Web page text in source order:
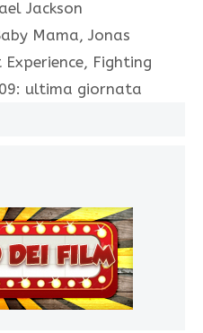
Jackson
Mama, Jonas
Fighting
ultima giornata